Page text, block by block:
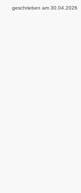
geschrieben am 30.04.2026